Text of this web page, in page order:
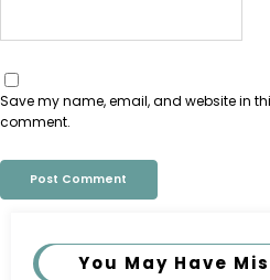
Save my name, email, and website in
comment.
You May Have